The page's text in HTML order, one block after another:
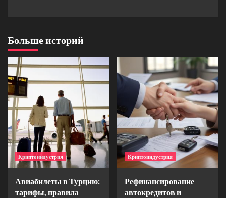
Больше историй
Криптоиндустрия
Авиабилеты в Турцию:
тарифы, правила
Криптоиндустрия
Рефинансирование
автокредитов и